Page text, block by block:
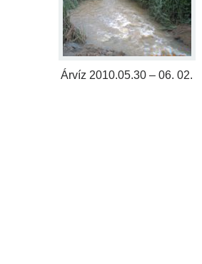
Árvíz 2010.05.30 – 06. 02.